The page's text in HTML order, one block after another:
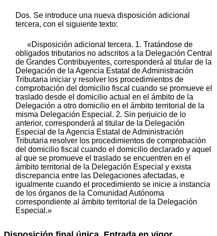
Dos. Se introduce una nueva disposición adicional
tercera, con el siguiente texto:
«Disposición adicional tercera. 1. Tratándose de
obligados tributarios no adscritos a la Delegación Central
de Grandes Contribuyentes, corresponderá al titular de la
Delegación de la Agencia Estatal de Administración
Tributaria iniciar y resolver los procedimientos de
comprobación del domicilio fiscal cuando se promueve el
traslado desde el domicilio actual en el ámbito de la
Delegación a otro domicilio en el ámbito territorial de la
misma Delegación Especial. 2. Sin perjuicio de lo
anterior, corresponderá al titular de la Delegación
Especial de la Agencia Estatal de Administración
Tributaria resolver los procedimientos de comprobación
del domicilio fiscal cuando el domicilio declarado y aquel
al que se promueve el traslado se encuentren en el
ámbito territorial de la Delegación Especial y exista
discrepancia entre las Delegaciones afectadas, e
igualmente cuando el procedimiento se inicie a instancia
de los órganos de la Comunidad Autónoma
correspondiente al ámbito territorial de la Delegación
Especial.»